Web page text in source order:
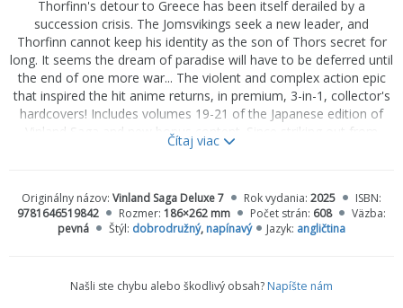
Thorfinn's detour to Greece has been itself derailed by a
succession crisis. The Jomsvikings seek a new leader, and
Thorfinn cannot keep his identity as the son of Thors secret for
long. It seems the dream of paradise will have to be deferred until
the end of one more war... The violent and complex action epic
that inspired the hit anime returns, in premium, 3-in-1, collector's
hardcovers! Includes volumes 19-21 of the Japanese edition of
Vinland Saga and new bonus content. Since striking out from
Iceland, Thorfinn's crew keeps growing, adding the aspiring sailor
much less making the trek west to Vinland. When the Jomsvikings
realize this Thorfinn is the same peerless fighter they once fought
against, he emerges against his will as a top candidate to lead the
this leadership dispute threatens the peace of the entire Baltic
Čítaj viac
Originálny názov: Vinland Saga Deluxe 7 Rok vydania: 2025
ISBN:
9781646519842
Rozmer: 186×262 mm Počet strán: 608
Väzba:
pevná
Štýl: dobrodružný, napínavý Jazyk: angličtina
Našli ste chybu alebo škodlivý obsah? Napíšte nám